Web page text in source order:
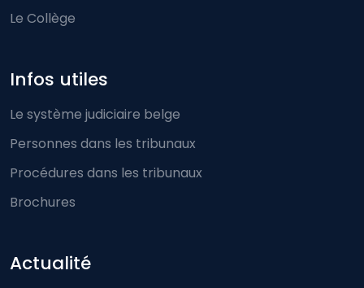
Le Collège
Infos utiles
Le système judiciaire belge
Personnes dans les tribunaux
Procédures dans les tribunaux
Brochures
Actualité